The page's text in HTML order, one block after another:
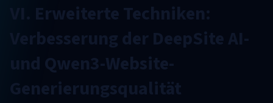
VI. Erweiterte Techniken:
Verbesserung der DeepSite AI-
und Qwen3-Website-
Generierungsqualität